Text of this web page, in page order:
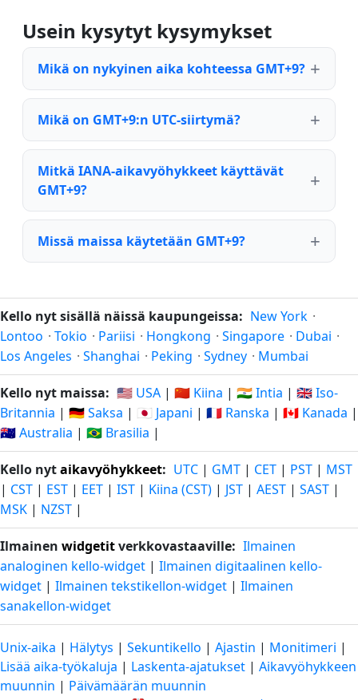
Usein kysytyt kysymykset
Mikä on nykyinen aika kohteessa GMT+9?
Mikä on GMT+9:n UTC-siirtymä?
Mitkä IANA-aikavyöhykkeet käyttävät
GMT+9?
Missä maissa käytetään GMT+9?
Kello nyt sisällä näissä kaupungeissa: New York ·
Lontoo · Tokio · Pariisi · Hongkong · Singapore · Dubai ·
Los Angeles · Shanghai · Peking · Sydney · Mumbai
Kello nyt maissa: 🇺🇸 USA | 🇨🇳 Kiina | 🇮🇳 Intia | 🇬🇧 Iso-
Britannia | 🇩🇪 Saksa | 🇯🇵 Japani | 🇫🇷 Ranska | 🇨🇦 Kanada |
🇦🇺 Australia | 🇧🇷 Brasilia |
Kello nytaikavyöhykkeet: UTC | GMT | CET | PST | MST
| CST | EST | EET | IST | Kiina (CST) | JST | AEST | SAST |
MSK | NZST |
Ilmainen widgetitverkkovastaaville: Ilmainen
analoginen kello-widget | Ilmainen digitaalinen kello-
widget | Ilmainen tekstikellon-widget | Ilmainen
sanakellon-widget
Unix-aika | Hälytys | Sekuntikello | Ajastin | Monitimeri |
Lisää aika-työkaluja | Laskenta-ajatukset | Aikavyöhykkeen
muunnin | Päivämäärän muunnin